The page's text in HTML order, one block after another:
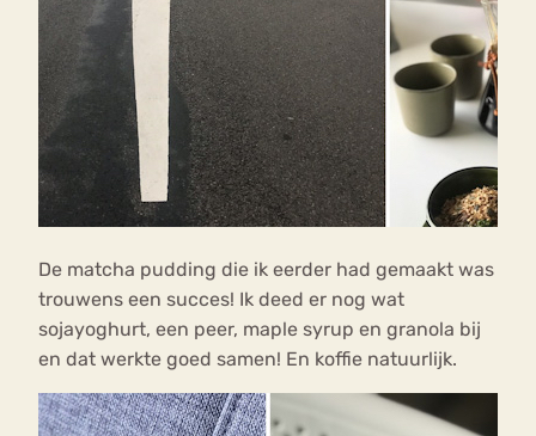
De matcha pudding die ik eerder had gemaakt was
trouwens een succes! Ik deed er nog wat
sojayoghurt, een peer, maple syrup en granola bij
en dat werkte goed samen! En koffie natuurlijk.